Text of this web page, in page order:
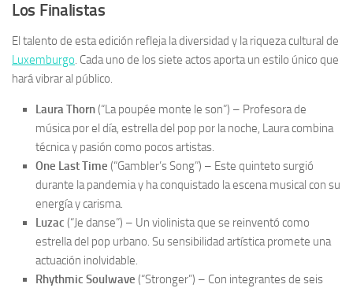
Los Finalistas
El talento de esta edición refleja la diversidad y la riqueza cultural de
Luxemburgo. Cada uno de los siete actos aporta un estilo único que
hará vibrar al público.
Laura Thorn(“La poupée monte le son”) – Profesora de
música por el día, estrella del pop por la noche, Laura combina
técnica y pasión como pocos artistas.
One Last Time (“Gambler’s Song”) – Este quinteto surgió
durante la pandemia y ha conquistado la escena musical con su
energía y carisma.
Luzac (“Je danse”) – Un violinista que se reinventó como
estrella del pop urbano. Su sensibilidad artística promete una
actuación inolvidable.
Rhythmic Soulwave (“Stronger”) – Con integrantes de seis